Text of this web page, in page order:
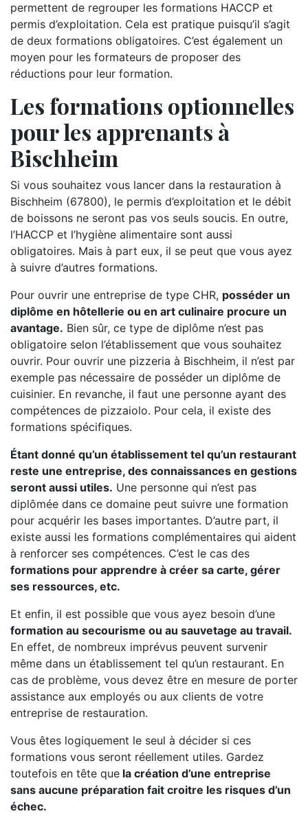
permettent de regrouper les formations HACCP et
permis d’exploitation. Cela est pratique puisqu’il s’agit
de deux formations obligatoires. C’est également un
moyen pour les formateurs de proposer des
réductions pour leur formation.
Les formations optionnelles
pour les apprenants à
Bischheim
Si vous souhaitez vous lancer dans la restauration à
Bischheim (67800), le permis d’exploitation et le débit
de boissons ne seront pas vos seuls soucis. En outre,
l’HACCP et l’hygiène alimentaire sont aussi
obligatoires. Mais à part eux, il se peut que vous ayez
à suivre d’autres formations.
Pour ouvrir une entreprise de type CHR, posséder un
diplôme en hôtellerie ou en art culinaire procure un
avantage. Bien sûr, ce type de diplôme n’est pas
obligatoire selon l’établissement que vous souhaitez
ouvrir. Pour ouvrir une pizzeria à Bischheim, il n’est par
exemple pas nécessaire de posséder un diplôme de
cuisinier. En revanche, il faut une personne ayant des
compétences de pizzaiolo. Pour cela, il existe des
formations spécifiques.
Étant donné qu’un établissement tel qu’un restaurant
reste une entreprise, des connaissances en gestions
seront aussi utiles. Une personne qui n’est pas
diplômée dans ce domaine peut suivre une formation
pour acquérir les bases importantes. D’autre part, il
existe aussi les formations complémentaires qui aident
à renforcer ses compétences. C’est le cas des
formations pour apprendre à créer sa carte, gérer
ses ressources, etc.
Et enfin, il est possible que vous ayez besoin d’une
formation au secourisme ou au sauvetage au travail.
En effet, de nombreux imprévus peuvent survenir
même dans un établissement tel qu’un restaurant. En
cas de problème, vous devez être en mesure de porter
assistance aux employés ou aux clients de votre
entreprise de restauration.
Vous êtes logiquement le seul à décider si ces
formations vous seront réellement utiles. Gardez
toutefois en tête que la création d’une entreprise
sans aucune préparation fait croitre les risques d’un
échec.